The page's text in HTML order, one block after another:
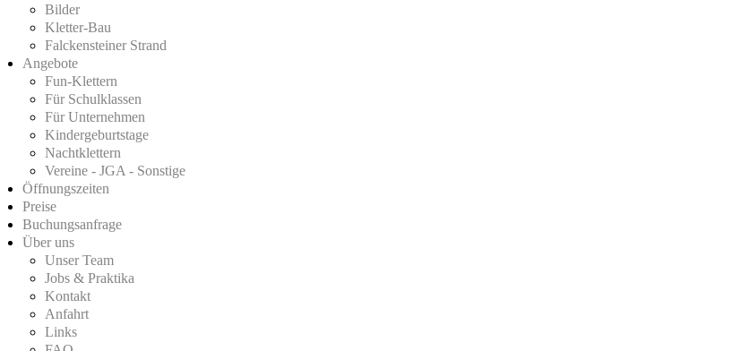
Bilder
Kletter-Bau
Falckensteiner Strand
Angebote
Fun-Klettern
Für Schulklassen
Für Unternehmen
Kindergeburtstage
Nachtklettern
Vereine - JGA - Sonstige
Öffnungszeiten
Preise
Buchungsanfrage
Über uns
Unser Team
Jobs & Praktika
Kontakt
Anfahrt
Links